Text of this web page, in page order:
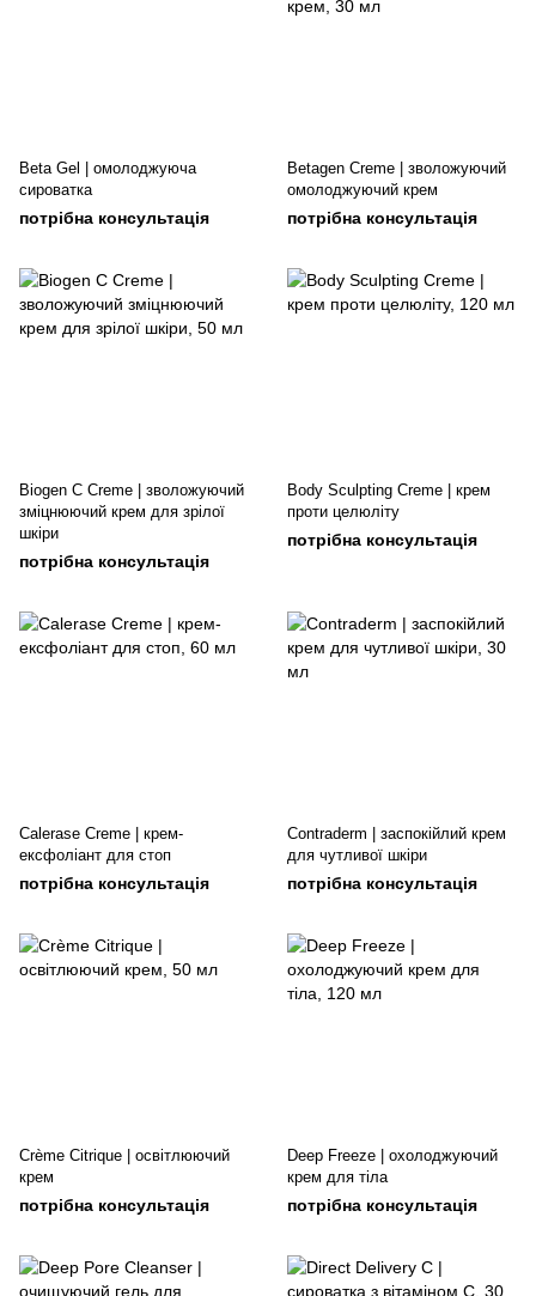
Beta Gel | омолоджуюча
сироватка
потрібна консультація
Betagen Creme | зволожуючий
омолоджуючий крем
потрібна консультація
Biogen C Creme | зволожуючий
зміцнюючий крем для зрілої
шкіри
потрібна консультація
Body Sculpting Creme | крем
проти целюліту
потрібна консультація
Calerase Creme | крем-
ексфоліант для стоп
потрібна консультація
Contraderm | заспокійлий крем
для чутливої шкіри
потрібна консультація
Crème Citrique | освітлюючий
крем
потрібна консультація
Deep Freeze | охолоджуючий
крем для тіла
потрібна консультація